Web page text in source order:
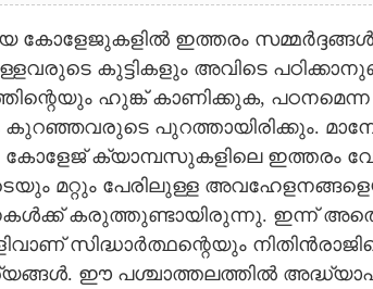
കോളേജുകളിൽ ‌ഇത്തരം സമ്മർദ്ദങ്ങൾ
കുട്ടികളും അവിടെ
ഹുങ്ക് കാണിക്കുക,​
കുറഞ്ഞവരുടെ പുറത്തായിരിക്കും.
കോളേജ് ക്യാമ്പസുകളിലെ ഇത്തരം
മറ്റും പേരിലുള്ള
കരുത്തുണ്ടായിരുന്നു. ഇന്ന്
സിദ്ധാർത്ഥന്റെയും
ഈ പശ്ചാത്തലത്തിൽ